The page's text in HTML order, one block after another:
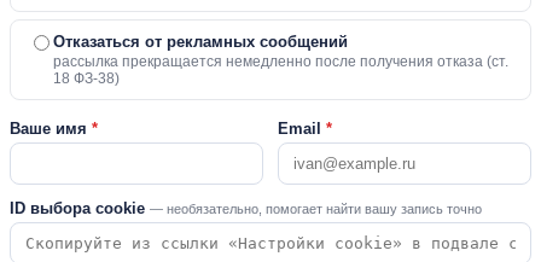
Отказаться от рекламных сообщений
рассылка прекращается немедленно после получения отказа (ст.
18 ФЗ-38)
Ваше имя * Email *
ID выбора cookie — необязательно, помогает найти вашу запись точно